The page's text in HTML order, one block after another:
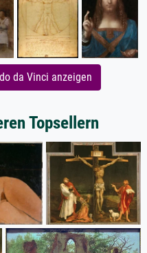
da Vinci anzeigen
Topsellern